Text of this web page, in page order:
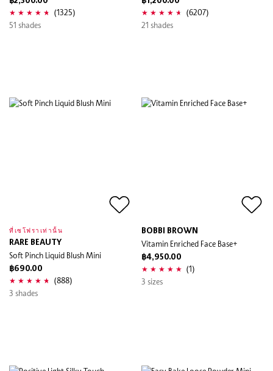
(1325)
51 shades
(6207)
21 shades
ที่เซโฟราเท่านั้น
RARE BEAUTY
Soft Pinch Liquid Blush Mini
฿690.00
(888)
3 shades
BOBBI BROWN
Vitamin Enriched Face Base+
฿4,950.00
(1)
3 sizes